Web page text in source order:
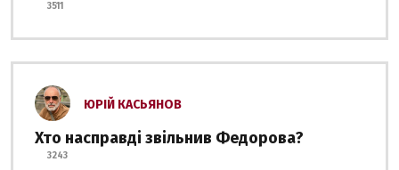
3511
ЮРІЙ КАСЬЯНОВ
Хто насправді звільнив Федорова?
3243